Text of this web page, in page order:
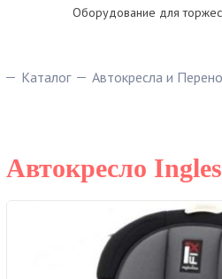
Оборудование для
Каталог Автокресла и
Автокресло